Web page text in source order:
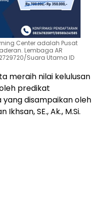
Center adalah Pusat
Lembaga AR
Suara Utama ID
meraih nilai kelulusan
predikat
disampaikan oleh
SE., Ak., M.Si.